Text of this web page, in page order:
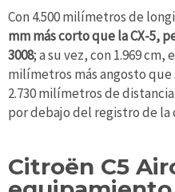
Con 4.500 milímetros de
mm más corto que la CX-5,
3008; a su vez, con 1.969
milímetros más angosto
2.730 milímetros de
por debajo del registro de la
Citroën C5